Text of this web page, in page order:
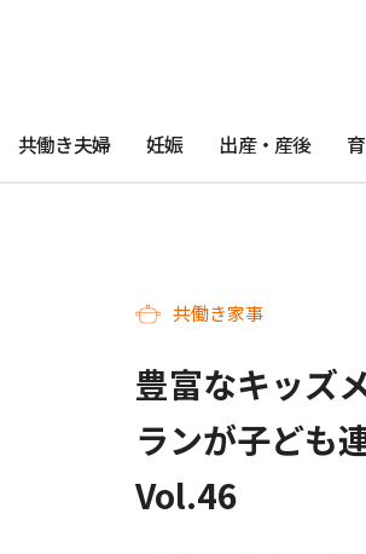
共働き夫婦 妊娠 出産・産後
共働き家事
豊富なキッズ
ランが子ども
Vol.46